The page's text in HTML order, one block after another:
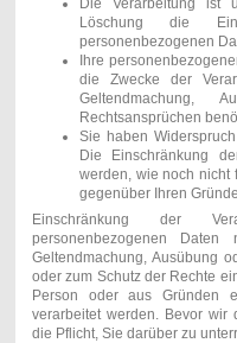
Die Verarbeitung ist
Löschung die
personenbezogenen
Ihre
die Zwecke der
Geltendmachung,
Rechtsansprüchen
Sie haben
Die Einschränkung
werden, wie noch nicht
gegenüber Ihren
Einschränkung der
personenbezogenen
Geltendmachung, Ausübung
oder zum Schutz der Rechte
Person oder aus Gründen
verarbeitet werden. Bevor wir
die Pflicht, Sie darüber zu